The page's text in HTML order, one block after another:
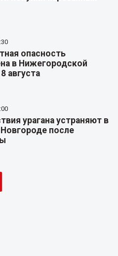
опасность
в Нижегородской
августа
урагана устраняют в
после